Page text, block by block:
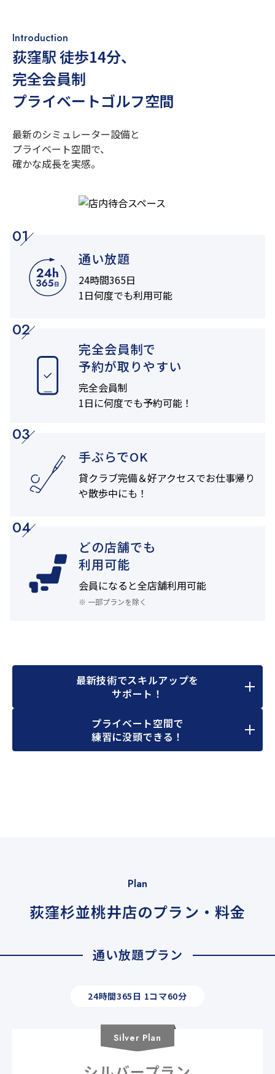
Introduction
荻窪駅 徒歩14分、
完全会員制
プライベートゴルフ空間
最新のシミュレーター設備と
プライベート空間で、
確かな成長を実感。
01
通い放題
24時間365日
1日何度でも利用可能
02
完全会員制で
予約が取りやすい
完全会員制
1日に何度でも予約可能！
03
手ぶらでOK
貸クラブ完備＆好アクセスでお仕事帰り
や散歩中にも！
04
どの店舗でも
利用可能
会員になると全店舗利用可能
※ 一部プランを除く
最新技術でスキルアップを
サポート！
プライベート空間で
練習に没頭できる！
Plan
荻窪杉並桃井店のプラン・料金
通い放題プラン
24時間365日 1コマ60分
Silver Plan